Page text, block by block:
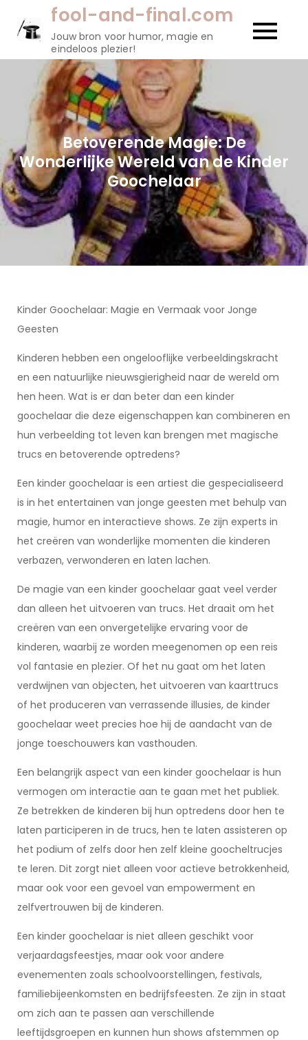
fool-and-final.com
Jouw bron voor humor, magie en
eindeloos plezier!
Betoverende Magie: De
Wonderlijke Wereld van de Kinder
Goochelaar
Kinder Goochelaar: Magie en Vermaak voor Jonge
Geesten
Kinderen hebben een ongelooflijke verbeeldingskracht
en een natuurlijke nieuwsgierigheid naar de wereld om
hen heen. Wat is er dan beter dan een kinder
goochelaar die deze eigenschappen kan combineren en
hun verbeelding tot leven kan brengen met magische
trucs en betoverende optredens?
Een kinder goochelaar is een artiest die gespecialiseerd
is in het entertainen van jonge geesten met behulp van
magie, humor en interactieve shows. Ze zijn experts in
het creëren van wonderlijke momenten die kinderen
verbazen, verwonderen en laten lachen.
De magie van een kinder goochelaar gaat veel verder
dan alleen het uitvoeren van trucs. Het draait om het
creëren van een onvergetelijke ervaring voor de
kinderen, waarbij ze worden meegenomen op een reis
vol fantasie en plezier. Of het nu gaat om het laten
verdwijnen van objecten, het uitvoeren van kaarttrucs
of het produceren van verrassende illusies, de kinder
goochelaar weet precies hoe hij de aandacht van de
jonge toeschouwers kan vasthouden.
Een belangrijk aspect van een kinder goochelaar is hun
vermogen om interactie aan te gaan met het publiek.
Ze betrekken de kinderen bij hun optredens door hen te
laten participeren in de trucs, hen te laten assisteren op
het podium of zelfs door hen zelf kleine goocheltrucjes
te leren. Dit zorgt niet alleen voor actieve betrokkenheid,
maar ook voor een gevoel van empowerment en
zelfvertrouwen bij de kinderen.
Een kinder goochelaar is niet alleen geschikt voor
verjaardagsfeestjes, maar ook voor andere
evenementen zoals schoolvoorstellingen, festivals,
familiebijeenkomsten en bedrijfsfeesten. Ze zijn in staat
om zich aan te passen aan verschillende
leeftijdsgroepen en kunnen hun shows afstemmen op